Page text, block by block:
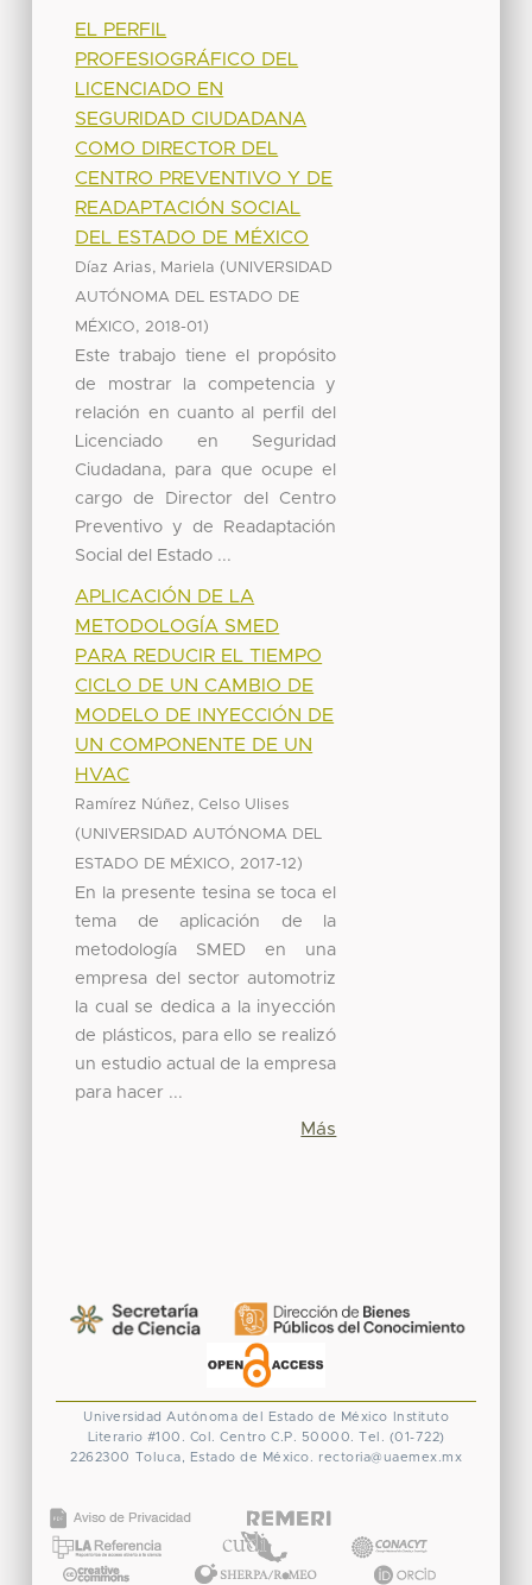
EL PERFIL
PROFESIOGRÁFICO DEL
LICENCIADO EN
SEGURIDAD CIUDADANA
COMO DIRECTOR DEL
CENTRO PREVENTIVO Y DE
READAPTACIÓN SOCIAL
DEL ESTADO DE MÉXICO
Díaz Arias, Mariela (UNIVERSIDAD
AUTÓNOMA DEL ESTADO DE
MÉXICO, 2018-01 )
Este trabajo tiene el propósito
de mostrar la competencia y
relación en cuanto al perfil del
Licenciado en Seguridad
Ciudadana, para que ocupe el
cargo de Director del Centro
Preventivo y de Readaptación
Social del Estado ...
APLICACIÓN DE LA
METODOLOGÍA SMED
PARA REDUCIR EL TIEMPO
CICLO DE UN CAMBIO DE
MODELO DE INYECCIÓN DE
UN COMPONENTE DE UN
HVAC
Ramírez Núñez, Celso Ulises
(UNIVERSIDAD AUTÓNOMA DEL
ESTADO DE MÉXICO, 2017-12)
En la presente tesina se toca el
tema de aplicación de la
metodología SMED en una
empresa del sector automotriz
la cual se dedica a la inyección
de plásticos, para ello se realizó
un estudio actual de la empresa
para hacer ...
Más
Universidad Autónoma del Estado de México
Instituto
Literario #100. Col. Centro C.P. 50000. Tel. (01-722)
2262300 Toluca, Estado de México. rectoria@uaemex.mx